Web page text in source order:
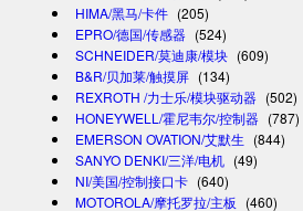
HIMA/黑马/卡件 (205)
EPRO/德国/传感器 (524)
SCHNEIDER/莫迪康/模块 (609)
B&R/贝加莱/触摸屏 (134)
REXROTH /力士乐/模块驱动器 (502)
HONEYWELL/霍尼韦尔/控制器 (787)
EMERSON OVATION/艾默生 (844)
SANYO DENKI/三洋/电机 (49)
NI/美国/控制接口卡 (640)
MOTOROLA/摩托罗拉/主板 (460)